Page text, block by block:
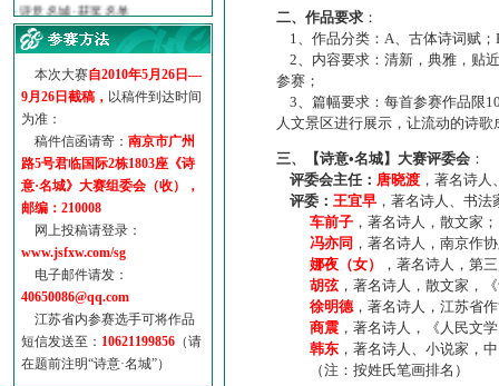
·【诗意·名城】地铁展示作...
诗意名城·地铁时间
·地铁完美呈现【诗意·名城...
参赛作品多达5000多首
“诗意·名城”晒诗会
特别通知--致广大诗词爱好...
本次大赛自2010年5月26日—
9月26日截稿， 以稿件到达时间
为准：
稿件信函请寄： 南京市广州
路5号君临国际2栋1803座《诗
意·名城》大赛组委会（收），
邮编：210008
网上投稿请登录：
www.jsfxw.com/sg
电子邮件请发：
40650086@qq.com
江苏省内参赛选手可将作品
短信发送至： 10621199856 （请
在题前注明“诗意·名城”）
二、作品要求 ：
1、作品分类：A、古体诗词赋；
2、内容要求：清新，典雅，贴
参赛；
3、篇幅要求：每首参赛作品限
人文景区进行展示，让流动的诗
三、【诗意•名城】大赛评委会 ：
评委会主任： 唐晓渡 ，著名诗
评委： 王宜早 ，著名诗人、书
车前子 ，著名诗人，散文家；
冯亦同 ，著名诗人，南京作
娜夜（女）
，著名诗人，第
胡弦，著名诗人，散文家，
徐明德，著名诗人，江苏省
商震 ，著名诗人，《人民文
韩东 ，著名诗人、小说家，
（注：按姓氏笔画排名）